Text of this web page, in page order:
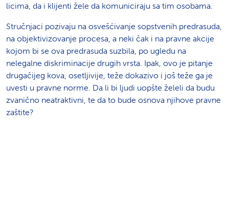
licima, da i klijenti žele da komuniciraju sa tim osobama.
Stručnjaci pozivaju na osvešćivanje sopstvenih predrasuda,
na objektivizovanje procesa, a neki čak i na pravne akcije
kojom bi se ova predrasuda suzbila, po ugledu na
nelegalne diskriminacije drugih vrsta. Ipak, ovo je pitanje
drugačijeg kova, osetljivije, teže dokazivo i još teže ga je
uvesti u pravne norme. Da li bi ljudi uopšte želeli da budu
zvanično neatraktivni, te da to bude osnova njihove pravne
zaštite?